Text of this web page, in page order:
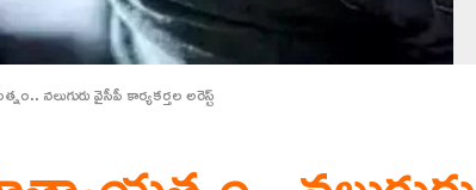
నలుగురు వైసీపీ కార్యకర్తల అరెస్ట్